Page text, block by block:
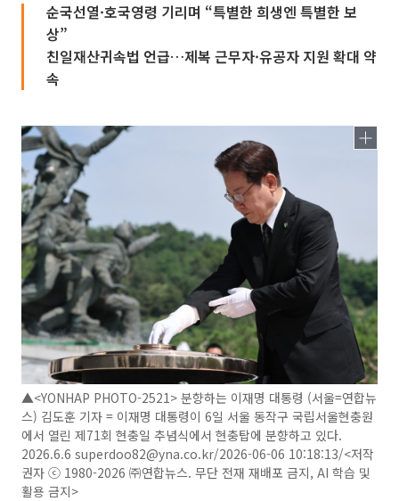
순국선열·호국영령 기리며 “특별한 희생엔 특별한 보
상”
친일재산귀속법 언급…제복 근무자·유공자 지원 확대 약
속
▲<YONHAP PHOTO-2521> 분향하는 이재명 대통령 (서울=연합뉴
스) 김도훈 기자 = 이재명 대통령이 6일 서울 동작구 국립서울현충원
에서 열린 제71회 현충일 추념식에서 현충탑에 분향하고 있다.
2026.6.6 superdoo82@yna.co.kr/2026-06-06 10:18:13/<저작
권자 ⓒ 1980-2026 ㈜연합뉴스. 무단 전재 재배포 금지, AI 학습 및
활용 금지>